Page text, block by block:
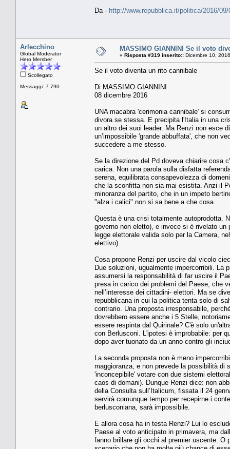
Da - http://www.repubblica.it/politica/2016/
Arlecchino
Global Moderator
Hero Member
Scollegato
Messaggi: 7.790
MASSIMO GIANNINI Se il voto
« Risposta #319 inserito:: Dicembre 10,
Se il voto diventa un rito cannibale
Di MASSIMO GIANNINI
08 dicembre 2016
UNA macabra 'cerimonia cannibale' si
divora se stessa. E precipita l'Italia in una
un altro dei suoi leader. Ma Renzi non esce
un’impossibile 'grande abbuffata', che non
succedere a me stesso.
Se la direzione del Pd doveva chiarire cosa
carica. Non una parola sulla disfatta
serena, equilibrata consapevolezza di
che la sconfitta non sia mai esistita. Anzi il
minoranza del partito, che in un impeto
"alza i calici" non si sa bene a che cosa.
Questa è una crisi totalmente autoprodotta.
governo non eletto), e invece si è rivelato
legge elettorale valida solo per la Camera,
elettivo).
Cosa propone Renzi per uscire dal vicolo
Due soluzioni, ugualmente impercorribili. La
assumersi la responsabilità di far uscire il
presa in carico dei problemi del Paese, che
nell’interesse dei cittadini- elettori. Ma se
repubblicana in cui la politica tenta solo di
contrario. Una proposta irresponsabile,
dovrebbero essere anche i 5 Stelle,
essere respinta dal Quirinale? C'è solo
con Berlusconi. L'ipotesi è improbabile: per
dopo aver tuonato da un anno contro gli
La seconda proposta non è meno
maggioranza, e non prevede la possibilità di
'inconcepibile' votare con due sistemi
caos di domani). Dunque Renzi dice: non
della Consulta sull’Italicum, fissata il 24
servirà comunque tempo per recepirne i
berlusconiana, sarà impossibile.
E allora cosa ha in testa Renzi? Lui lo
Paese al voto anticipato in primavera, ma
fanno brillare gli occhi al premier uscente. O